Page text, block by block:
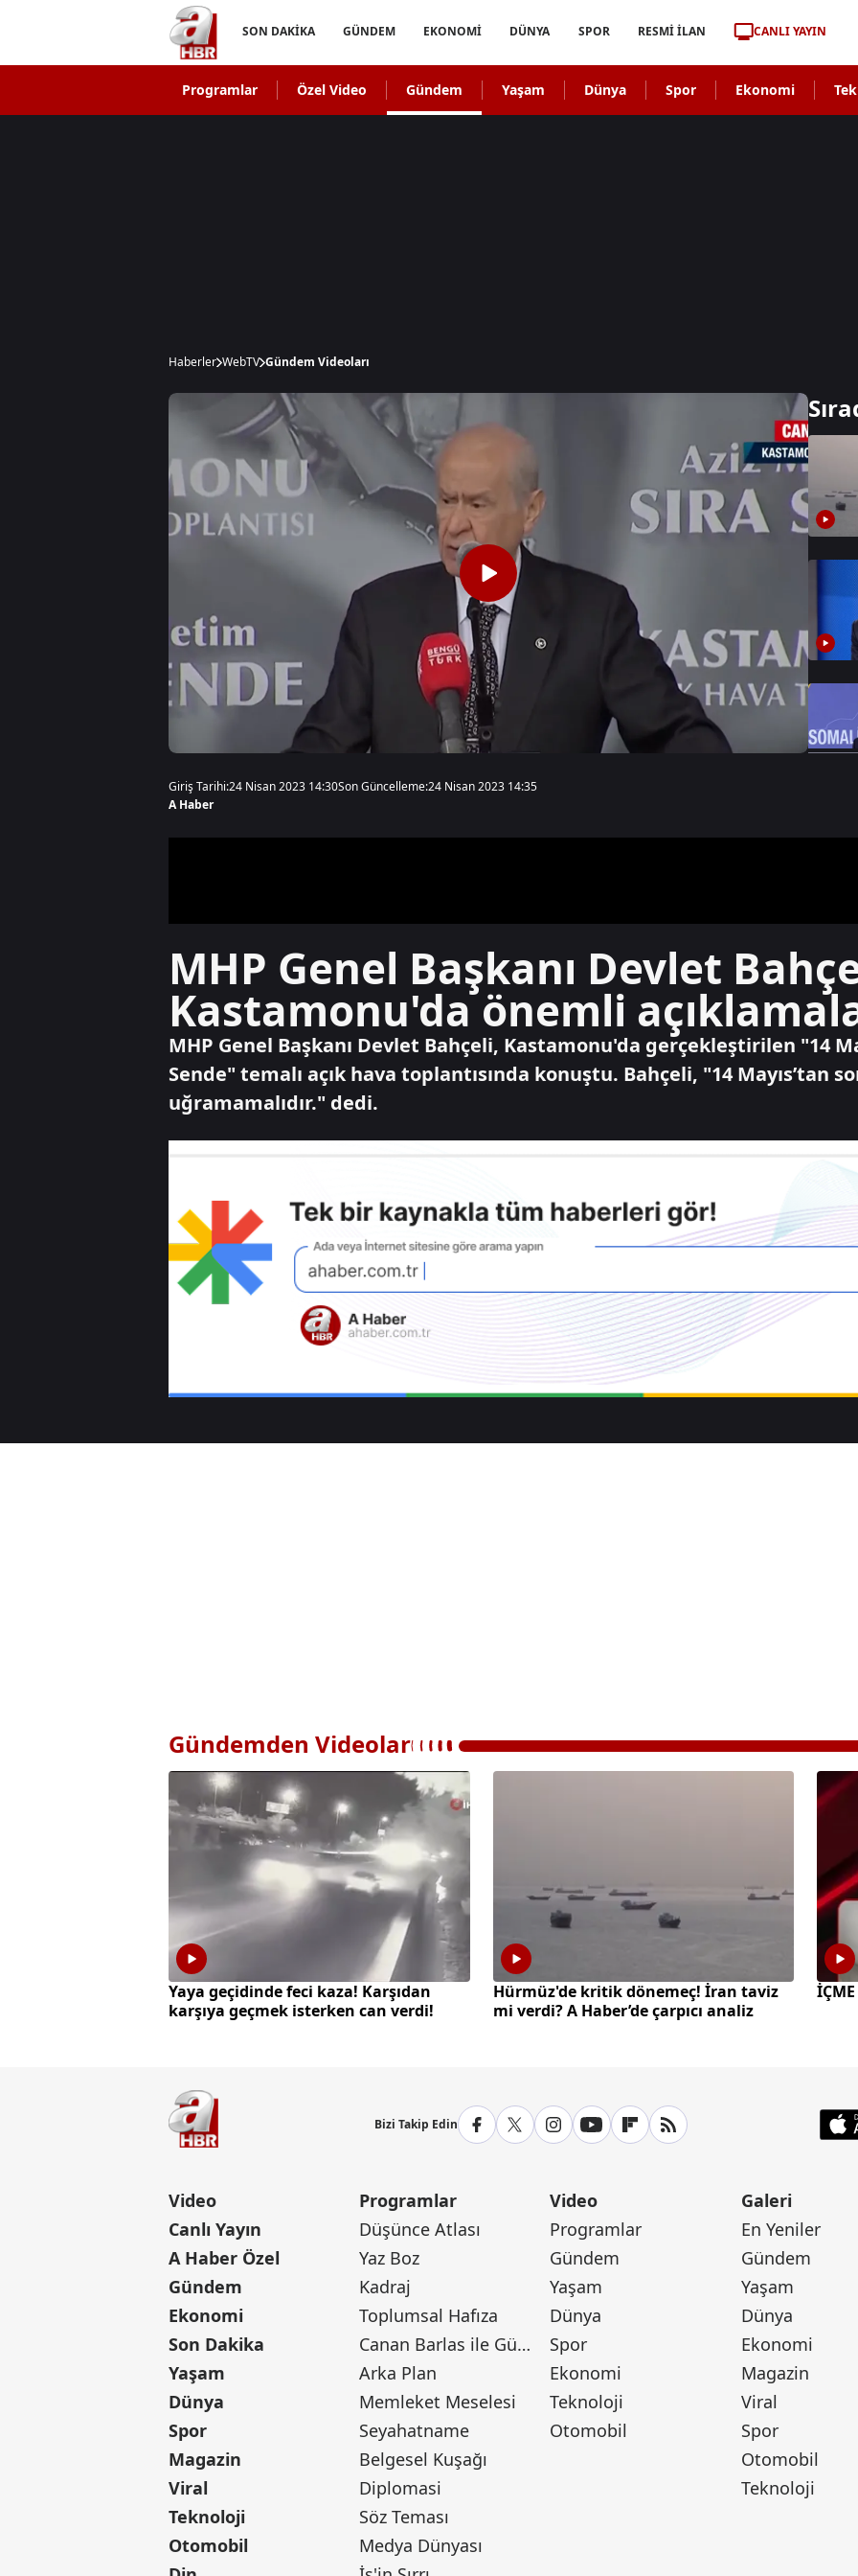
SON DAKİKA GÜNDEM EKONOMİ DÜNYA SPOR RESMİ İLAN CANLI YAYIN
Programlar Özel Video Gündem Yaşam Dünya Spor Ekonomi
Haberler WebTV Gündem Videoları
Giriş Tarihi:24 Nisan 2023 14:30Son Güncelleme:24 Nisan 2023 14:35
A Haber
MHP Genel Başkanı Devlet
Kastamonu'da önemli
MHP Genel Başkanı Devlet Bahçeli, Kastamonu'da gerçekleştirilen "14
Sende" temalı açık hava toplantısında konuştu. Bahçeli, "14 Mayıs’tan
uğramamalıdır." dedi.
Gündemden Videolar
Yaya geçidinde feci kaza! Karşıdan
karşıya geçmek isterken can verdi!
Hürmüz'de kritik dönemeç! İran taviz
mi verdi? A Haber’de çarpıcı analiz
Bizi Takip Edin
Video
Canlı Yayın
A Haber Özel
Gündem
Ekonomi
Son Dakika
Yaşam
Dünya
Spor
Magazin
Viral
Teknoloji
Otomobil
Programlar
Düşünce Atlası
Yaz Boz
Kadraj
Toplumsal Hafıza
Canan Barlas ile Gündem
Arka Plan
Memleket Meselesi
Seyahatname
Belgesel Kuşağı
Diplomasi
Söz Teması
Medya Dünyası
Video
Programlar
Gündem
Yaşam
Dünya
Spor
Ekonomi
Teknoloji
Otomobil
Galeri
En Yeniler
Gündem
Yaşam
Dünya
Ekonomi
Magazin
Viral
Spor
Otomobil
Teknoloji